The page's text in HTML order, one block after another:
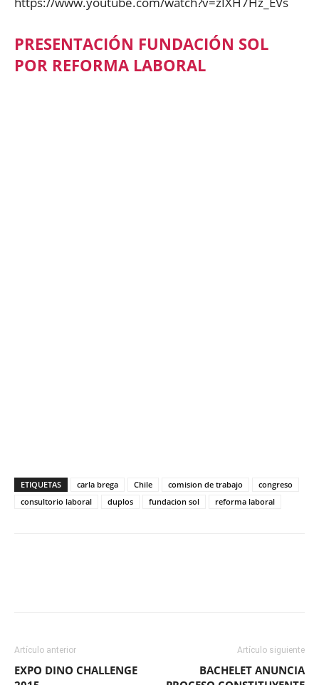
PRESENTACIÓN FUNDACIÓN SOL
POR REFORMA LABORAL
ETIQUETAS carla brega Chile comision de trabajo
congreso
consultorio laboral
duplos fundacion sol reforma laboral
Artículo anterior
EXPO DINO CHALLENGE
Artículo siguiente
BACHELET ANUNCIA